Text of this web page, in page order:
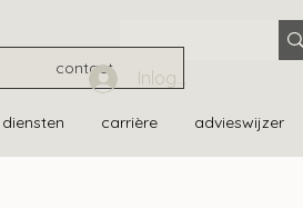
contact
diensten carrière advieswijzer
Inloggen